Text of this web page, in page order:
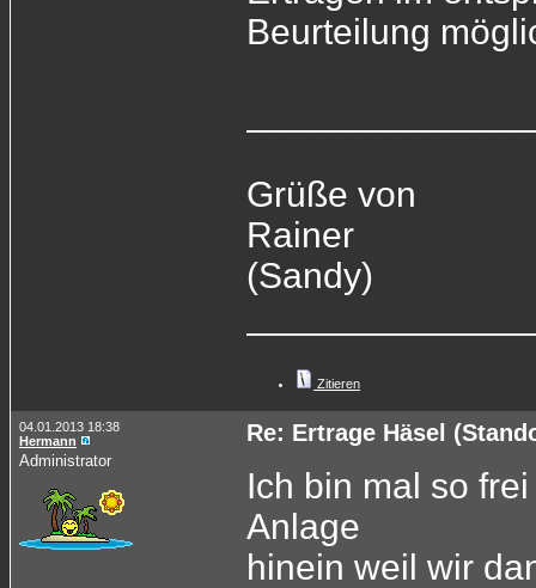
Beurteilung
Grüße von
Rainer
(Sandy)
Zitieren
04.01.2013 18:38
Hermann
Administrator
Re: Ertrage Häsel
Ich bin mal so
Anlage
hinein weil wir